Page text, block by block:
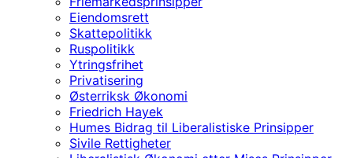
Eiendomsrett
Skattepolitikk
Ruspolitikk
Ytringsfrihet
Privatisering
Østerriksk Økonomi
Friedrich Hayek
Humes Bidrag til Liberalistiske Prinsipper
Sivile Rettigheter